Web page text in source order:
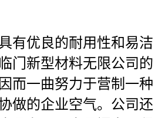
优良的耐用性和易洁
门新型材料无限公司的
而一曲努力于营制一种
做的企业空气。公司还